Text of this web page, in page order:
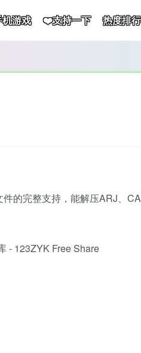
游戏 ❤️支持一下 热度排
的完整支持，能解压ARJ、